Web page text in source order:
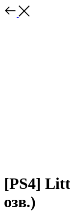
[PS4]
озв.)